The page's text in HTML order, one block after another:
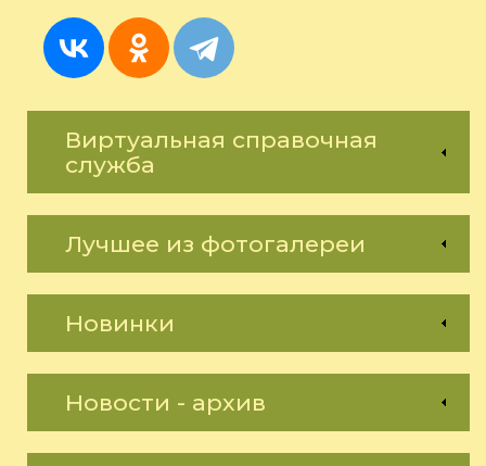
Виртуальная справочная
служба
Лучшее из фотогалереи
Новинки
Новости - архив